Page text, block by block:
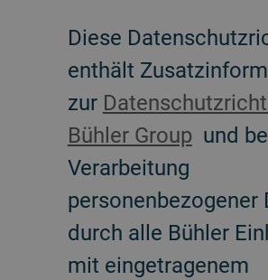
Diese
enthält
zur
Bühler Groupund
Verarbeitung
personenbezogener
durch alle Bühler
mit eingetragenem